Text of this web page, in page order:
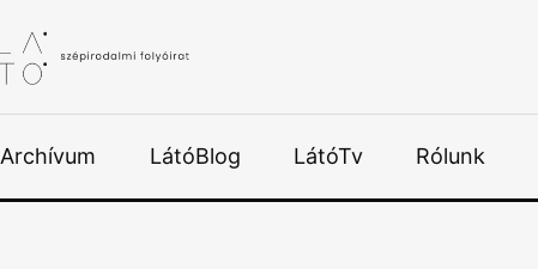
Archívum LátóBlog LátóTv Rólunk